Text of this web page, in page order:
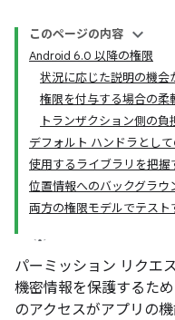
このページの内容
Android 6.0 以降の権限
状況に応じた説明の機会
権限を付与する場合の柔
トランザクション側の負
デフォルト ハンドラとし
使用するライブラリを把握
位置情報へのバックグラウ
両方の権限モデルでテスト
パーミッション リクエ
機密情報を保護するた
のアクセスがアプリの